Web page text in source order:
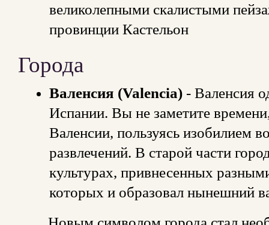
великолепными скалистыми
провинции Кастельон
Города
Валенсия (Valencia) - Валенсия
Испании. Вы не заметите
Валенсии, пользуясь изобилием
развлечений. В старой части
культурах, привнесенных
которых и образовал нынешний